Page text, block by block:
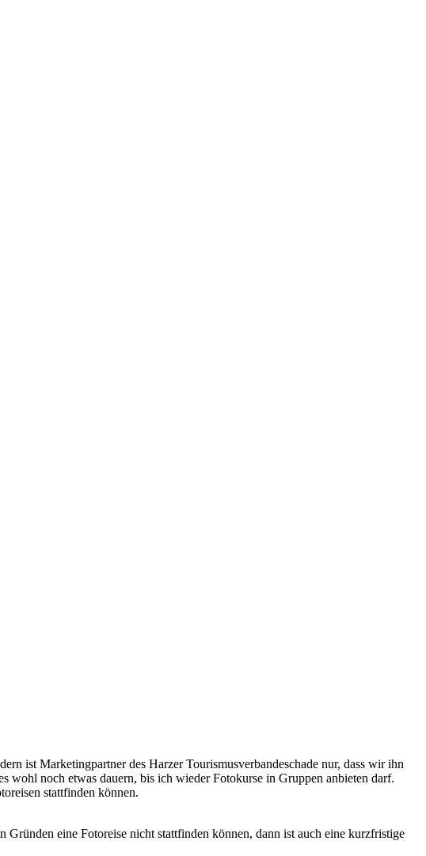
chade nur, dass wir ihn
wohl noch etwas dauern, bis ich wieder Fotokurse in Gruppen anbieten darf.
stattfinden können.
eine Fotoreise nicht stattfinden können, dann ist auch eine kurzfristige